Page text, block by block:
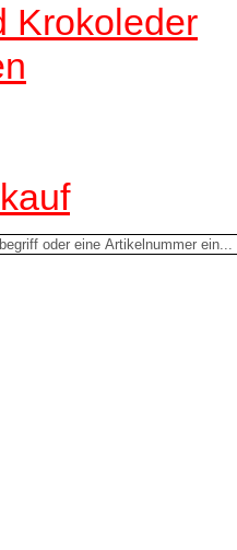
Krokoleder